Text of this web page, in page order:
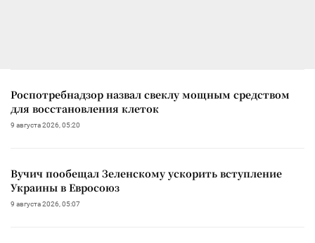
Роспотребнадзор назвал свеклу мощным средством
для восстановления клеток
9 августа 2026, 05:20
Вучич пообещал Зеленскому ускорить вступление
Украины в Евросоюз
9 августа 2026, 05:07